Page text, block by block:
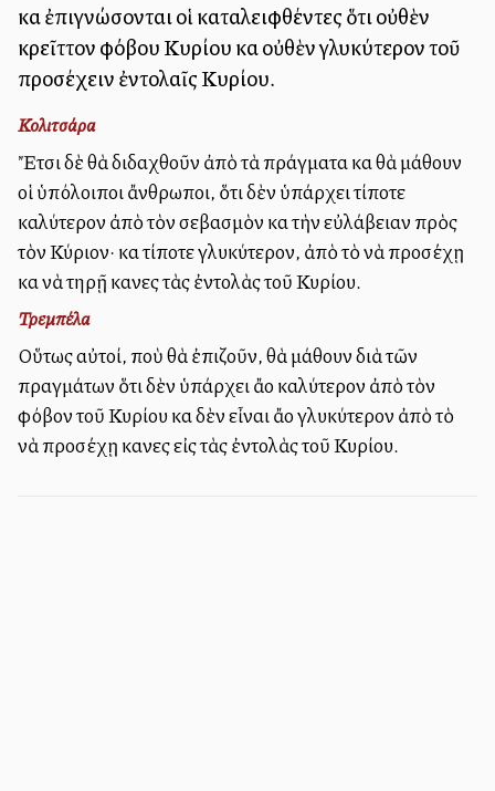
καὶ ἐπιγνώσονται οἱ καταλειφθέντες ὅτι οὐθὲν
κρεῖττον φόβου Κυρίου καὶ οὐθὲν γλυκύτερον τοῦ
προσέχειν ἐντολαῖς Κυρίου.
Κολιτσάρα
Ἔτσι δὲ θὰ διδαχθοῦν ἀπὸ τὰ πράγματα καὶ θὰ μάθουν
οἱ ὑπόλοιποι ἄνθρωποι, ὅτι δὲν ὑπάρχει τίποτε
καλύτερον ἀπὸ τὸν σεβασμὸν καὶ τὴν εὐλάβειαν πρὸς
τὸν Κύριον· καὶ τίποτε γλυκύτερον, ἀπὸ τὸ νὰ προσέχῃ
καὶ νὰ τηρῇ κανεὶς τὰς ἐντολὰς τοῦ Κυρίου.
Τρεμπέλα
Οὕτως αὐτοί, ποὺ θὰ ἐπιζοῦν, θὰ μάθουν διὰ τῶν
πραγμάτων ὅτι δὲν ὑπάρχει ἄλλο καλύτερον ἀπὸ τὸν
φόβον τοῦ Κυρίου καὶ δὲν εἶναι ἄλλο γλυκύτερον ἀπὸ τὸ
νὰ προσέχῃ κανεὶς εἰς τὰς ἐντολὰς τοῦ Κυρίου.